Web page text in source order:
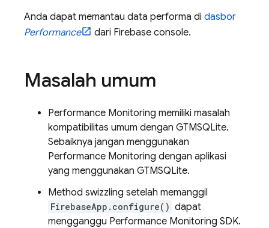
Anda dapat memantau data performa di dasbor
Performance
dari Firebase console.
Masalah umum
Performance Monitoring memiliki masalah
kompatibilitas umum dengan GTMSQLite.
Sebaiknya jangan menggunakan
Performance Monitoring dengan aplikasi
yang menggunakan GTMSQLite.
Method swizzling setelah memanggil
FirebaseApp.configure() dapat
mengganggu Performance Monitoring SDK.